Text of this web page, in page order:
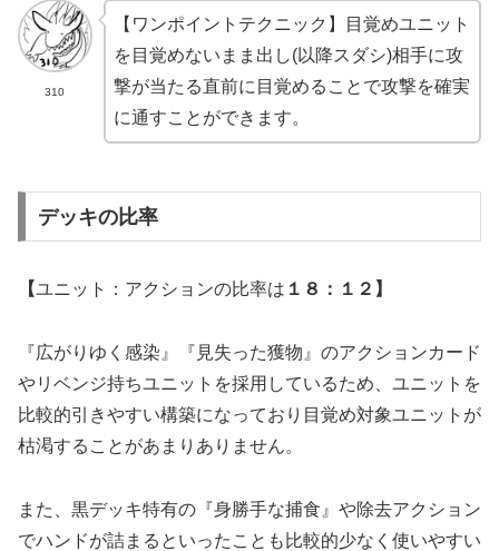
310
【 ワンポイントテクニック】目覚めユニット
を目覚めないまま出し(以降スダシ)相手に攻
撃が当たる直前に目覚めることで攻撃を確実
に通すことができます。
デッキの比率
【ユニット：アクションの比率は １８：１２】
『広がりゆく感染』『見失った獲物』のアクションカード
やリベンジ持ちユニットを採用しているため、ユニットを
比較的引きやすい構築になっており目覚め対象ユニットが
枯渇することがあまりありません。
また、黒デッキ特有の『身勝手な捕食』や除去アクション
でハンドが詰まるといったことも比較的少なく使いやすい